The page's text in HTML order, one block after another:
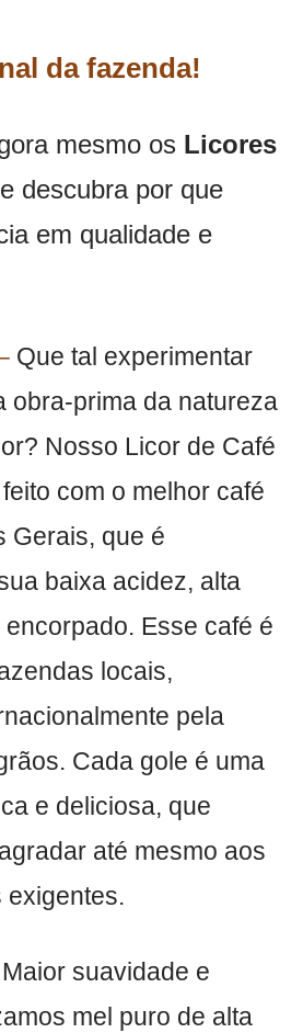
da fazenda!
mesmo os Licores
e descubra por que
em qualidade e
Que tal experimentar
obra-prima da natureza
Nosso Licor de Café
com o melhor café
Gerais, que é
baixa acidez, alta
Esse café é
locais,
pela
Cada gole é uma
e deliciosa, que
até mesmo aos
exigentes.
Maior suavidade e
mel puro de alta